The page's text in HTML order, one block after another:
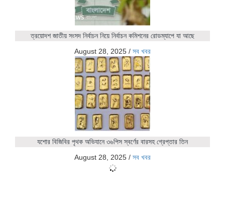
ত্রয়োদশ জাতীয় সংসদ নির্বাচন নিয়ে নির্বাচন কমিশনের রোডম্যাপে যা আছে
August 28, 2025 / সব খবর
যশোর বিজিবির পৃথক অভিযানে ৩৬পিস স্বর্ণের বারসহ গ্রেপ্তার তিন
August 28, 2025 / সব খবর